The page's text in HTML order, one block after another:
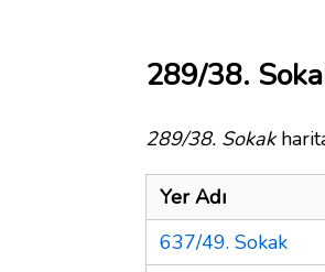
289/38.
289/38. Sokak
Yer Adı
637/49. Sokak